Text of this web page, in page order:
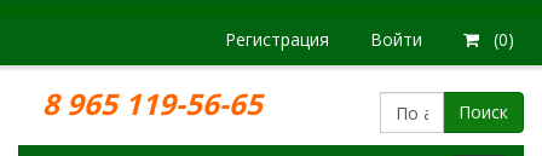
Регистрация Войти (0)
8 965 119-56-65 Поиск